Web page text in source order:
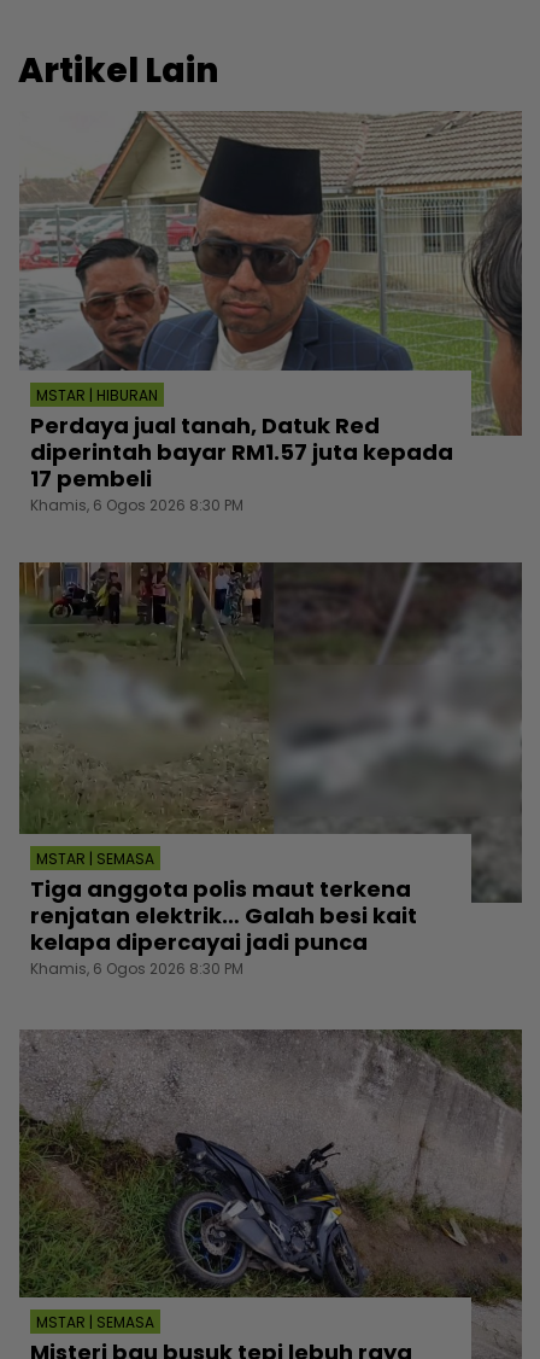
Artikel Lain
MSTAR | HIBURAN
Perdaya jual tanah, Datuk Red
diperintah bayar RM1.57 juta kepada
17 pembeli
Khamis, 6 Ogos 2026 8:30 PM
MSTAR | SEMASA
Tiga anggota polis maut terkena
renjatan elektrik… Galah besi kait
kelapa dipercayai jadi punca
Khamis, 6 Ogos 2026 8:30 PM
MSTAR | SEMASA
Misteri bau busuk tepi lebuh raya